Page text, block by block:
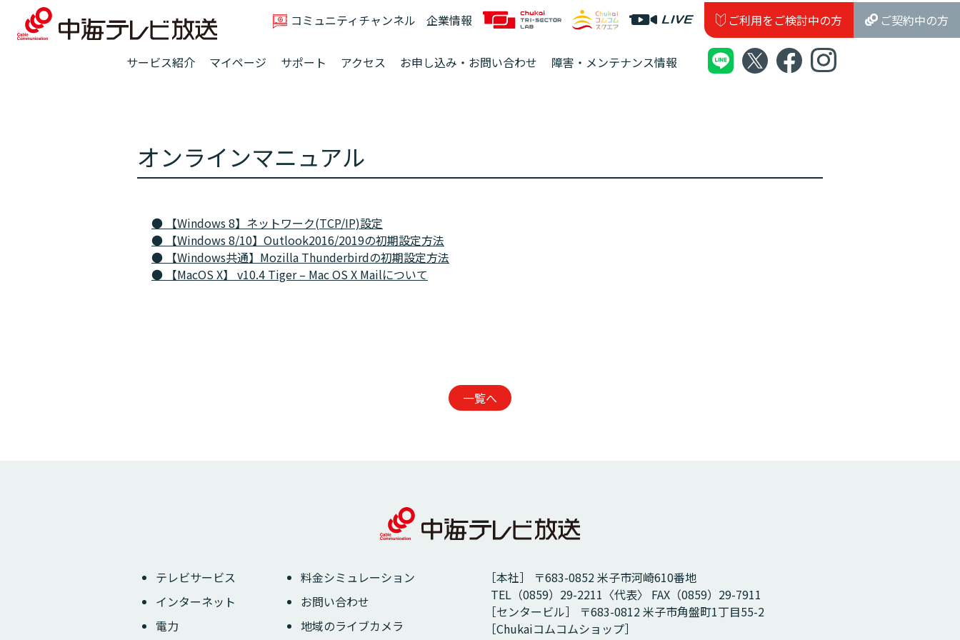
コミュニティチャンネル 企業情報 ご利用をご検討中の方 ご契約中の方
サービス紹介 マイページ サポート アクセス お申し込み・お問い合わせ 障害・メンテナンス情報
オンラインマニュアル
● 【Windows 8】ネットワーク(TCP/IP)設定
● 【Windows 8/10】Outlook2016/2019の初期設定方法
● 【Windows共通】Mozilla Thunderbirdの初期設定方法
● 【MacOS X】 v10.4 Tiger – Mac OS X Mailについて
一覧へ
テレビサービス
インターネット
電力
料金シミュレーション
お問い合わせ
地域のライブカメラ
［本社］ 〒683-0852 米子市河崎610番地
TEL（0859）29-2211〈代表〉 FAX（0859）29-7911
［センタービル］ 〒683-0812 米子市角盤町1丁目55-2
［Chukaiコムコムショップ］